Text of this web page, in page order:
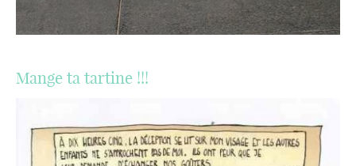
Mange ta tartine !!!